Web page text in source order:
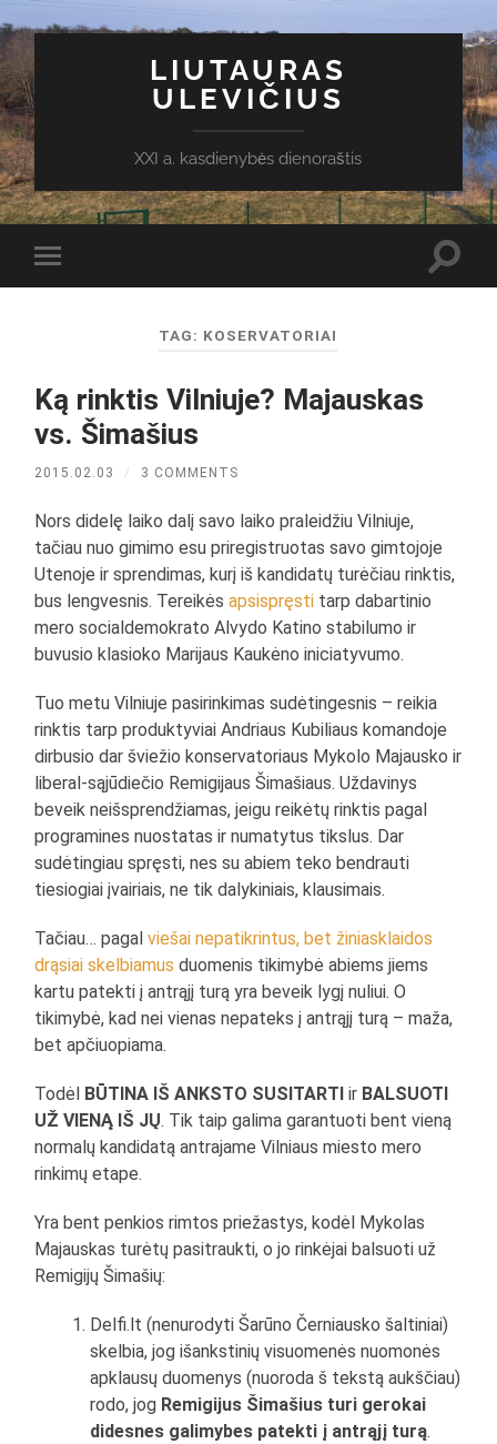
LIUTAURAS
ULEVIČIUS
XXI a. kasdienybės dienoraštis
Toggle
mobile
TAG: KOSERVATORIAI
Ką rinktis Vilniuje? Majauskas
vs. Šimašius
2015.02.03 / 3 COMMENTS
Nors didelę laiko dalį savo laiko praleidžiu Vilniuje,
tačiau nuo gimimo esu priregistruotas savo gimtojoje
Utenoje ir sprendimas, kurį iš kandidatų turėčiau rinktis,
bus lengvesnis. Tereikėsapsispręsti tarp dabartinio
mero socialdemokrato Alvydo Katino stabilumo ir
buvusio klasioko Marijaus Kaukėno iniciatyvumo.
Tuo metu Vilniuje pasirinkimas sudėtingesnis – reikia
rinktis tarp produktyviai Andriaus Kubiliaus komandoje
dirbusio dar šviežio konservatoriaus Mykolo Majausko ir
liberal-sąjūdiečio Remigijaus Šimašiaus. Uždavinys
beveik neišsprendžiamas, jeigu reikėtų rinktis pagal
programines nuostatas ir numatytus tikslus. Dar
sudėtingiau spręsti, nes su abiem teko bendrauti
tiesiogiai įvairiais, ne tik dalykiniais, klausimais.
Tačiau… pagalviešai nepatikrintus, bet žiniasklaidos
drąsiai skelbiamus duomenis tikimybė abiems jiems
kartu patekti į antrąjį turą yra beveik lygį nuliui. O
tikimybė, kad nei vienas nepateks į antrąjį turą – maža,
bet apčiuopiama.
Todėl BŪTINA IŠ ANKSTO SUSITARTI ir BALSUOTI
UŽ VIENĄ IŠ JŲ. Tik taip galima garantuoti bent vieną
normalų kandidatą antrajame Vilniaus miesto mero
rinkimų etape.
Yra bent penkios rimtos priežastys, kodėl Mykolas
Majauskas turėtų pasitraukti, o jo rinkėjai balsuoti už
Remigijų Šimašių:
Delfi.lt (nenurodyti Šarūno Černiausko šaltiniai)
skelbia, jog išankstinių visuomenės nuomonės
apklausų duomenys (nuoroda š tekstą aukščiau)
rodo, jog Remigijus Šimašius turi gerokai
didesnes galimybes patekti į antrąjį turą.